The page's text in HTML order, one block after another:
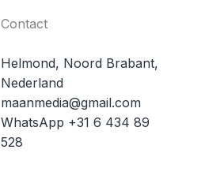
Contact
Helmond, Noord Brabant,
Nederland
maanmedia@gmail.com
WhatsApp +31 6 434 89
528